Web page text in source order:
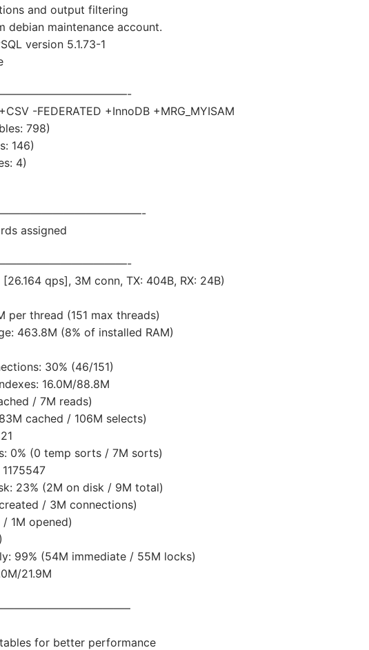
and output filtering
debian maintenance account.
version 5.1.73-1
——————————————-
-FEDERATED +InnoDB +MRG_MYISAM
798)
146)
4)
——————————————-
assigned
qps], 3M conn, TX: 404B, RX: 24B)
thread (151 max threads)
463.8M (8% of installed RAM)
30% (46/151)
16.0M/88.8M
/ 7M reads)
cached / 106M selects)
0% (0 temp sorts / 7M sorts)
23% (2M on disk / 9M total)
/ 3M connections)
1M opened)
99% (54M immediate / 55M locks)
21.9M
for better performance